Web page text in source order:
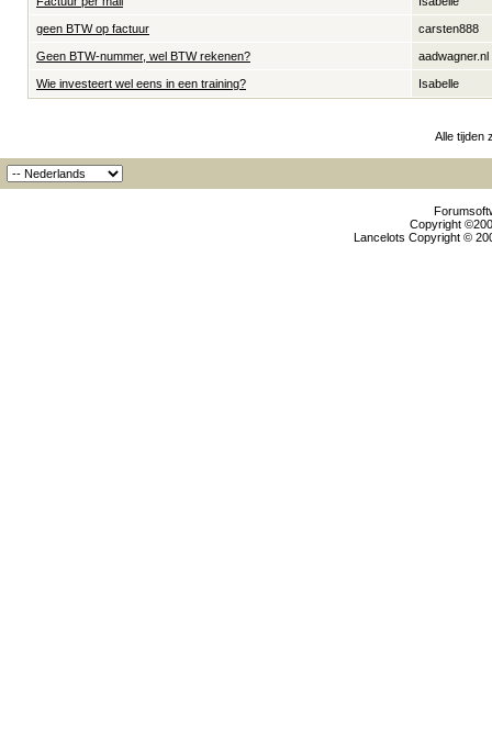
geen BTW op factuur carsten888
Geen BTW-nummer, wel BTW rekenen? aadwagner.nl
Wie investeert wel eens in een training? Isabelle
Alle tijden
Copyright
Lancelots Copyright ©